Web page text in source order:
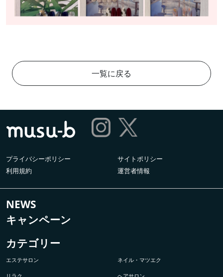
一覧に戻る
プライバシーポリシー
サイトポリシー
利用規約
運営者情報
NEWS
キャンペーン
カテゴリー
エステサロン ネイル・マツエク